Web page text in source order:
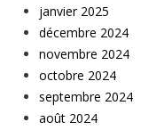
janvier 2025
décembre 2024
novembre 2024
octobre 2024
septembre 2024
août 2024